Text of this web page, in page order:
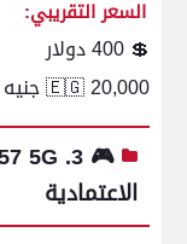
السعر التقريبي:
💲 400 دولار
🇪🇬 20,000 جنيه مصري
الاعتمادية